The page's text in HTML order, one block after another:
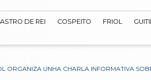
DE REI COSPEITO FRIOL
ORGANIZA UNHA CHARLA INFORMATIVA